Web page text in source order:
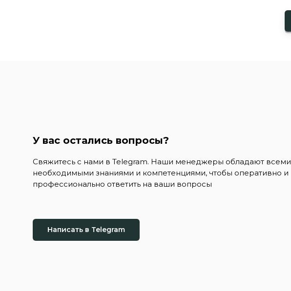
У вас остались вопросы?
Свяжитесь с нами в Telegram. Наши менеджеры обладают всеми
необходимыми знаниями и компетенциями, чтобы оперативно и
профессионально ответить на ваши вопросы
Написать в Telegram